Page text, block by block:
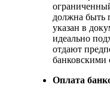
должна быть
указан в
идеально
отдают
банковскими
Оплата